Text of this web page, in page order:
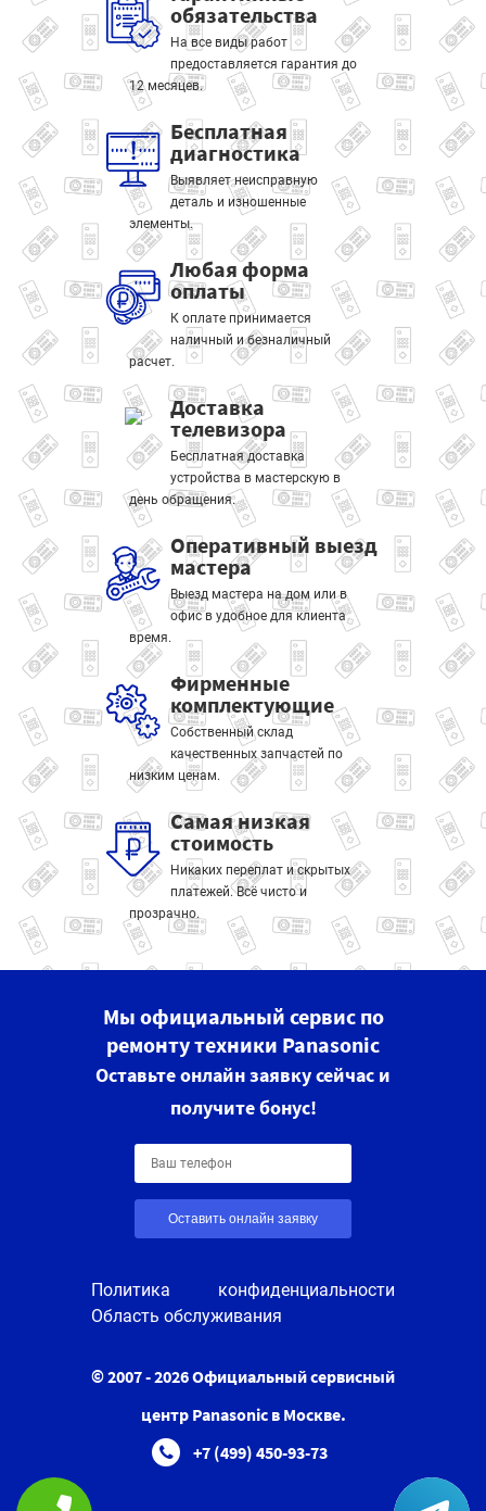
обязательства
На все виды работ
предоставляется гарантия до
12 месяцев.
Бесплатная
диагностика
Выявляет неисправную
деталь и изношенные
элементы.
Любая форма
оплаты
К оплате принимается
наличный и безналичный
расчет.
Доставка
телевизора
Бесплатная доставка
устройства в мастерскую в
день обращения.
Оперативный выезд
мастера
Выезд мастера на дом или в
офис в удобное для клиента
время.
Фирменные
комплектующие
Собственный склад
качественных запчастей по
низким ценам.
Самая низкая
стоимость
Никаких переплат и скрытых
платежей. Всё чисто и
прозрачно.
Мы официальный сервис по
ремонту техники Panasonic
Оставьте онлайн заявку сейчас и
получите бонус!
Оставить онлайн заявку
Политика конфиденциальности
Область обслуживания
© 2007 - 2026 Официальный сервисный
центр Panasonic в Москве.
+7 (499) 450-93-73